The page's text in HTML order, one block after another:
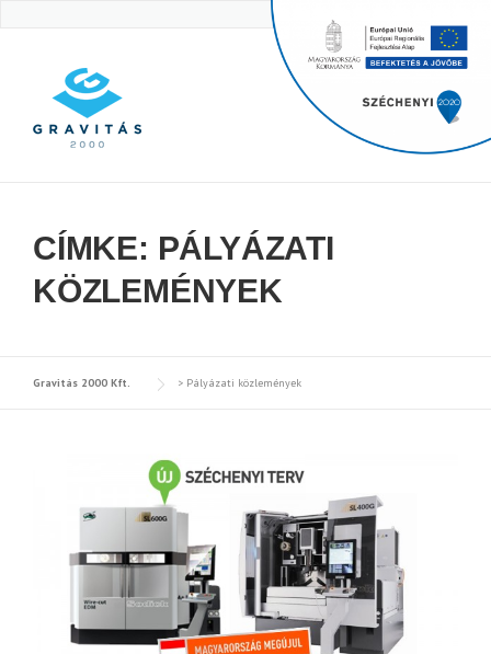
CÍMKE: PÁLYÁZATI
KÖZLEMÉNYEK
Gravitás 2000 Kft. > Pályázati közlemények